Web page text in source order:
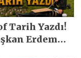
Tarih Yazdı!
Erdem